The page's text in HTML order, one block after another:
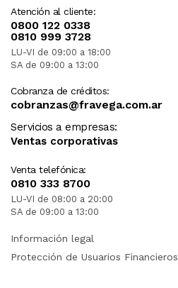
Atención al cliente:
0800 122 0338
0810 999 3728
LU-VI de 09:00 a 18:00
SA de 09:00 a 13:00
Cobranza de créditos:
cobranzas@fravega.com.ar
Servicios a empresas:
Ventas corporativas
Venta telefónica:
0810 333 8700
LU-VI de 08:00 a 20:00
SA de 09:00 a 13:00
Información legal
Protección de Usuarios Financieros